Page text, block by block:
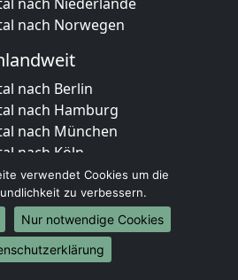
nach Norwegen
nach Berlin
nach Hamburg
nach München
nach Köln
nach Frankfurt am Main
nach Stuttgart
nach Düsseldorf
nach Leipzig
nach Dortmund
verwendet Cookies um die
zu verbessern.
Nur notwendige Cookies